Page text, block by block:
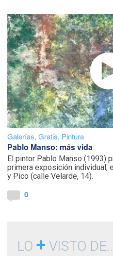
Galerías, Gratis, Pintura
Pablo Manso: más vida
El pintor Pablo Manso (1993)
primera exposición individual,
y Pico (calle Velarde, 14).
0
LO + VISTO